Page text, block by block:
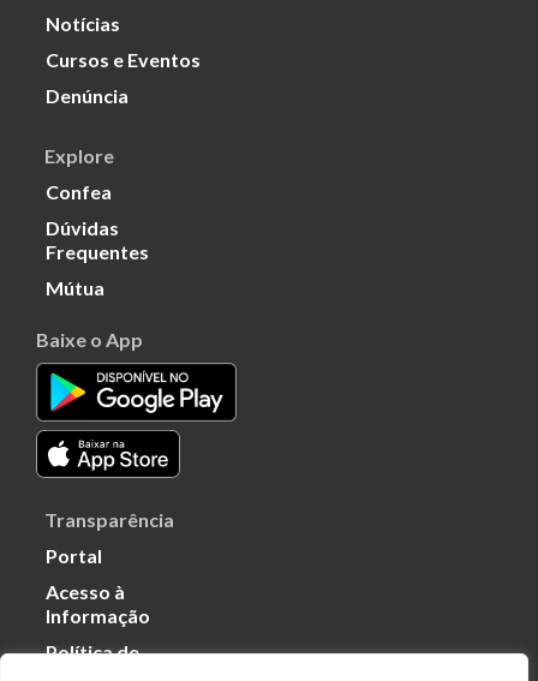
Notícias
Cursos e Eventos
Denúncia
Explore
Confea
Dúvidas
Frequentes
Mútua
Baixe o App
Transparência
Portal
Acesso à
Informação
Política de